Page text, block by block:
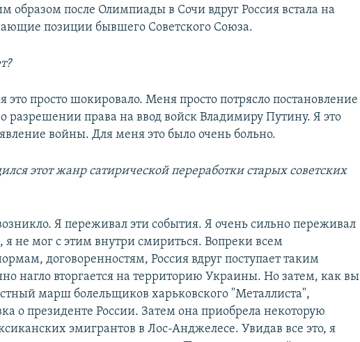
образом после Олимпиады в Сочи вдруг Россия встала на
позиции бывшего Советского Союза.
это просто шокировало. Меня просто потрясло постановление
разрешении права на ввод войск Владимиру Путину. Я это
войны. Для меня это было очень больно.
этот жанр сатирической переработки старых советских
Я переживал эти события. Я очень сильно переживал
не мог с этим внутри смириться. Вопреки всем
договоренностям, Россия вдруг поступает таким
нагло вторгается на территорию Украины. Но затем, как вы
марш болельщиков харьковского "Металлиста",
о президенте России. Затем она приобрела некоторую
эмигрантов в Лос-Анджелесе. Увидав все это, я